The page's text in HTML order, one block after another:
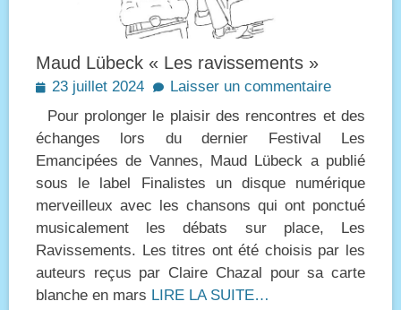
Maud Lübeck « Les ravissements »
Posted
23 juillet 2024
Laisser un commentaire
Pour prolonger le plaisir des rencontres et des
échanges lors du dernier Festival Les
Emancipées de Vannes, Maud Lübeck a publié
sous le label Finalistes un disque numérique
merveilleux avec les chansons qui ont ponctué
musicalement les débats sur place, Les
Ravissements. Les titres ont été choisis par les
auteurs reçus par Claire Chazal pour sa carte
blanche en mars LIRE LA SUITE…